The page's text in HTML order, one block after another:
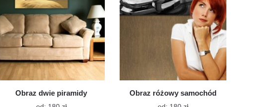
na
stronie
produktu
na
stronie
produktu
Obraz dwie piramidy Obraz różowy samochód